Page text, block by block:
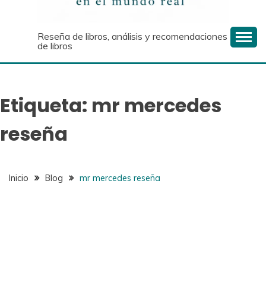
Reseña de libros, análisis y recomendaciones
de libros
Etiqueta: mr mercedes
reseña
Inicio Blog mr mercedes reseña